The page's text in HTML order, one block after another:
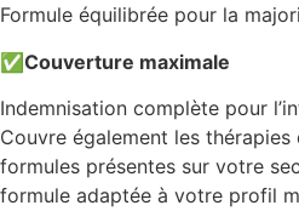
Formule équilibrée pour la
✅Couverture maximale
Indemnisation complète pour
Couvre également les
formules présentes sur votre
formule adaptée à votre profil